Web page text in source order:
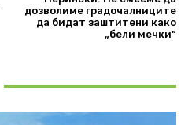
дозволиме градочалниците
да бидат заштитени како
„бели мечки“